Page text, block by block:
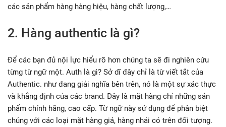
các sản phẩm hàng hàng hiệu, hàng chất lượng,…
2. Hàng authentic là gì?
Để các bạn đủ nội lực hiểu rõ hơn chúng ta sẽ đi nghiên cứu
từng từ ngữ một. Auth là gì? Sở dĩ đây chỉ là từ viết tắt của
Authentic. như đang giải nghĩa bên trên, nó là một sự xác thực
và khẳng định của các brand. Đây là mặt hàng chỉ những sản
phẩm chính hãng, cao cấp. Từ ngữ này sử dụng để phân biệt
chúng với các loại mặt hàng giả, hàng nhái có trên đối tượng.